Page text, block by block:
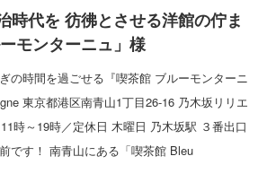
時代を 彷彿とさせる洋館の佇ま
モンターニュ」様
の時間を過ごせる『喫茶館 ブルーモンターニ
東京都港区南青山1丁目26-16 乃木坂リリエ
時～19時／定休日 木曜日 乃木坂駅 ３番出口
です！ 南青山にある「喫茶館 Bleu